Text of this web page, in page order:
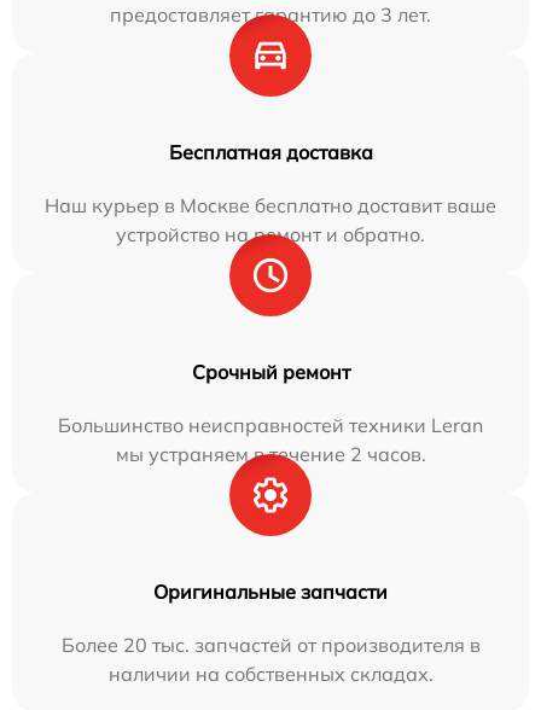
предоставляет гарантию до 3 лет.
Бесплатная доставка
Наш курьер в Москве бесплатно доставит ваше
устройство на ремонт и обратно.
Срочный ремонт
Большинство неисправностей техники Leran
мы устраняем в течение 2 часов.
Оригинальные запчасти
Более 20 тыс. запчастей от производителя в
наличии на собственных складах.